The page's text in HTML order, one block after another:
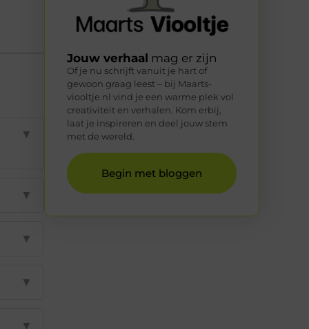
▼
▼
▼
▼
▼
Jouw verhaal mag er zijn
Of je nu schrijft vanuit je hart of
gewoon graag leest – bij Maarts-
viooltje.nl vind je een warme plek vol
creativiteit en verhalen. Kom erbij,
laat je inspireren en deel jouw stem
met de wereld.
Begin met bloggen